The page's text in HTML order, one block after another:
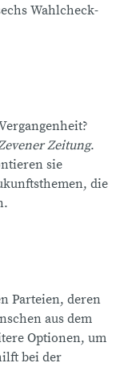
Wahlcheck-
Zeitung.
sie
die
Parteien, deren
aus dem
Optionen, um
bei der